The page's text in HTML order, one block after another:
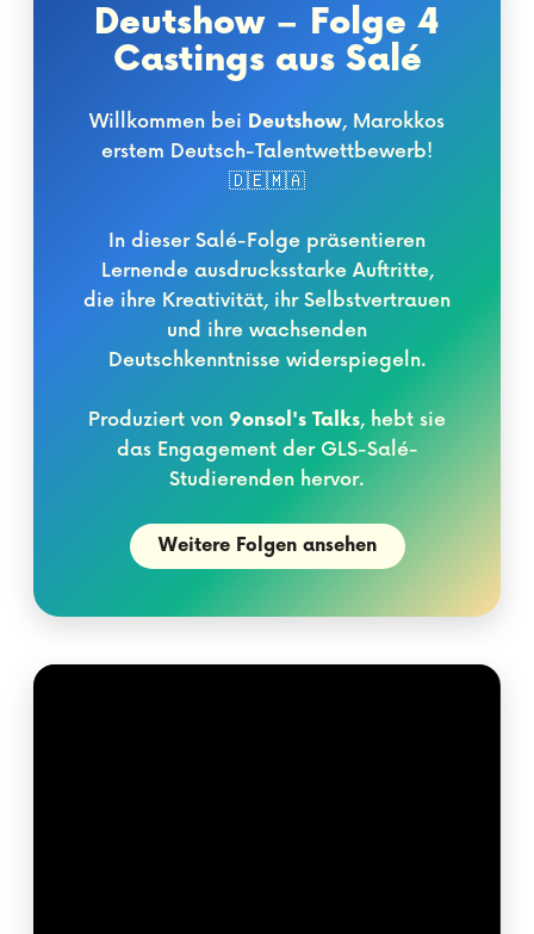
Deutshow – Folge 4
Castings aus Salé
Willkommen bei Deutshow, Marokkos
erstem Deutsch-Talentwettbewerb!
🇩🇪🇲🇦
In dieser Salé-Folge präsentieren
Lernende ausdrucksstarke Auftritte,
die ihre Kreativität, ihr Selbstvertrauen
und ihre wachsenden
Deutschkenntnisse widerspiegeln.
Produziert von 9onsol's Talks, hebt sie
das Engagement der GLS-Salé-
Studierenden hervor.
Weitere Folgen ansehen